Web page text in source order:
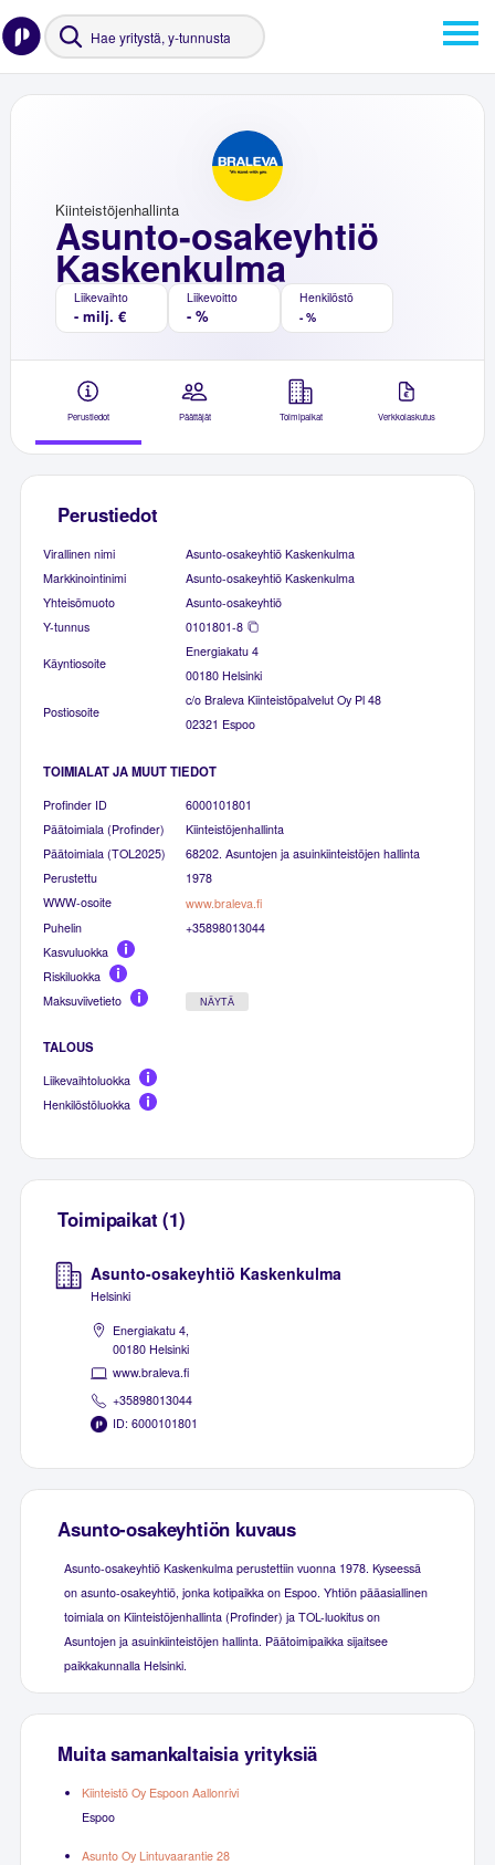
Asunto-osakeyhtiö
Kaskenkulma
Kiinteistöjenhallinta
Liikevaihto
- milj. €
Liikevoitto
- %
Henkilöstö
- %
Perustiedot Päättäjät Toimipaikat Verkkolaskutus
Perustiedot
Virallinen nimi
Asunto-osakeyhtiö Kaskenkulma
Markkinointinimi
Asunto-osakeyhtiö Kaskenkulma
Yhteisömuoto
Asunto-osakeyhtiö
Y-tunnus
0101801-8
Käyntiosoite
Energiakatu 4
00180 Helsinki
Postiosoite
c/o Braleva Kiinteistöpalvelut Oy Pl 48
02321 Espoo
TOIMIALAT JA MUUT TIEDOT
Profinder ID
6000101801
Päätoimiala (Profinder)
Kiinteistöjenhallinta
Päätoimiala (TOL2025)
68202. Asuntojen ja asuinkiinteistöjen hallinta
Perustettu
1978
WWW-osoite
www.braleva.fi
Puhelin
+35898013044
Kasvuluokka
Riskiluokka
Maksuviivetieto
NÄYTÄ
TALOUS
Liikevaihtoluokka
Henkilöstöluokka
Toimipaikat (1)
Asunto-osakeyhtiö Kaskenkulma
Helsinki
Energiakatu 4,
00180 Helsinki
www.braleva.fi
+35898013044
ID: 6000101801
Asunto-osakeyhtiön kuvaus
Asunto-osakeyhtiö Kaskenkulma perustettiin vuonna 1978. Kyseessä
on asunto-osakeyhtiö, jonka kotipaikka on Espoo. Yhtiön pääasiallinen
toimiala on Kiinteistöjenhallinta (Profinder) ja TOL-luokitus on
Asuntojen ja asuinkiinteistöjen hallinta. Päätoimipaikka sijaitsee
paikkakunnalla Helsinki.
Muita samankaltaisia yrityksiä
Kiinteistö Oy Espoon Aallonrivi
Espoo
Asunto Oy Lintuvaarantie 28